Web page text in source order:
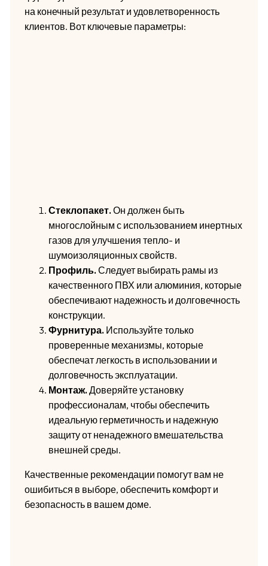
на конечный результат и удовлетворенность
клиентов. Вот ключевые параметры:
Стеклопакет.Он должен быть
многослойным с использованием инертных
газов для улучшения тепло- и
шумоизоляционных свойств.
Профиль.Следует выбирать рамы из
качественного ПВХ или алюминия, которые
обеспечивают надежность и долговечность
конструкции.
Фурнитура.Используйте только
проверенные механизмы, которые
обеспечат легкость в использовании и
долговечность эксплуатации.
Монтаж.Доверяйте установку
профессионалам, чтобы обеспечить
идеальную герметичность и надежную
защиту от ненадежного вмешательства
внешней среды.
Качественные рекомендации помогут вам не
ошибиться в выборе, обеспечить комфорт и
безопасность в вашем доме.